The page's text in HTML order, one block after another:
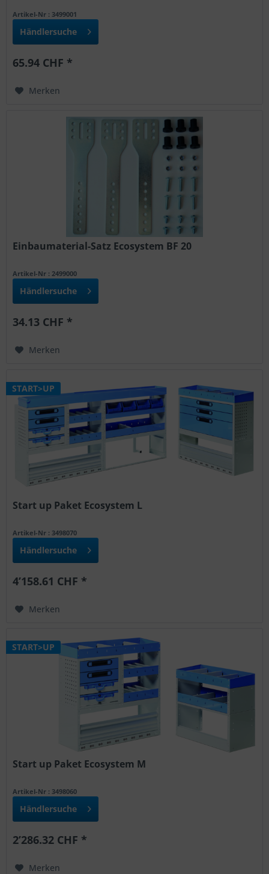
Artikel-Nr : 3499001
Händlersuche
65.94 CHF *
Merken
Einbaumaterial-Satz Ecosystem BF 20
Artikel-Nr : 2499000
Händlersuche
34.13 CHF *
Merken
START>UP
Start up Paket Ecosystem L
Artikel-Nr : 3498070
Händlersuche
4’158.61 CHF *
Merken
START>UP
Start up Paket Ecosystem M
Artikel-Nr : 3498060
Händlersuche
2’286.32 CHF *
Merken